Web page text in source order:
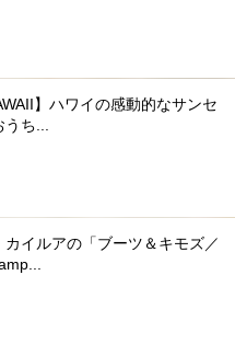
】ハワイの感動的なサンセ
ち...
カイルアの「ブーツ＆キモズ／